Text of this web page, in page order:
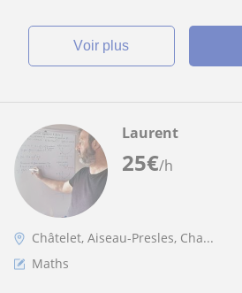
voir plus
25€/h
Laurent
Châtelet, Aiseau-Presles, Cha...
Maths